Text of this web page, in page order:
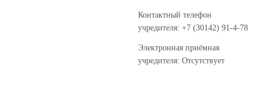
Контактный телефон
учредителя: +7 (30142) 91-4-78
Электронная приёмная
учредителя: Отсутствует